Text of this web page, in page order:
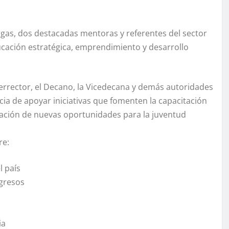
dos destacadas mentoras y referentes del sector
estratégica, emprendimiento y desarrollo
el Decano, la Vicedecana y demás autoridades
de apoyar iniciativas que fomenten la capacitación
de nuevas oportunidades para la juventud
país